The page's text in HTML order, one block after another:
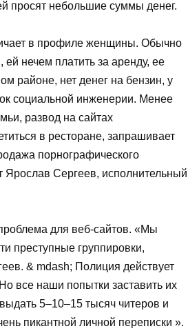
просят небольшие суммы денег.
в профиле женщины. Обычно
нечем платить за аренду, ее
районе, нет денег на бензин, у
социальной инженерии. Менее
развод на сайтах
в ресторане, запрашивает
порнографического
Ярослав Сергеев, исполнительный
для веб-сайтов. «Мы
преступные группировки,
& mdash; Полиция действует
все наши попытки заставить их
5–10–15 тысяч читеров и
пикантной личной переписки ».